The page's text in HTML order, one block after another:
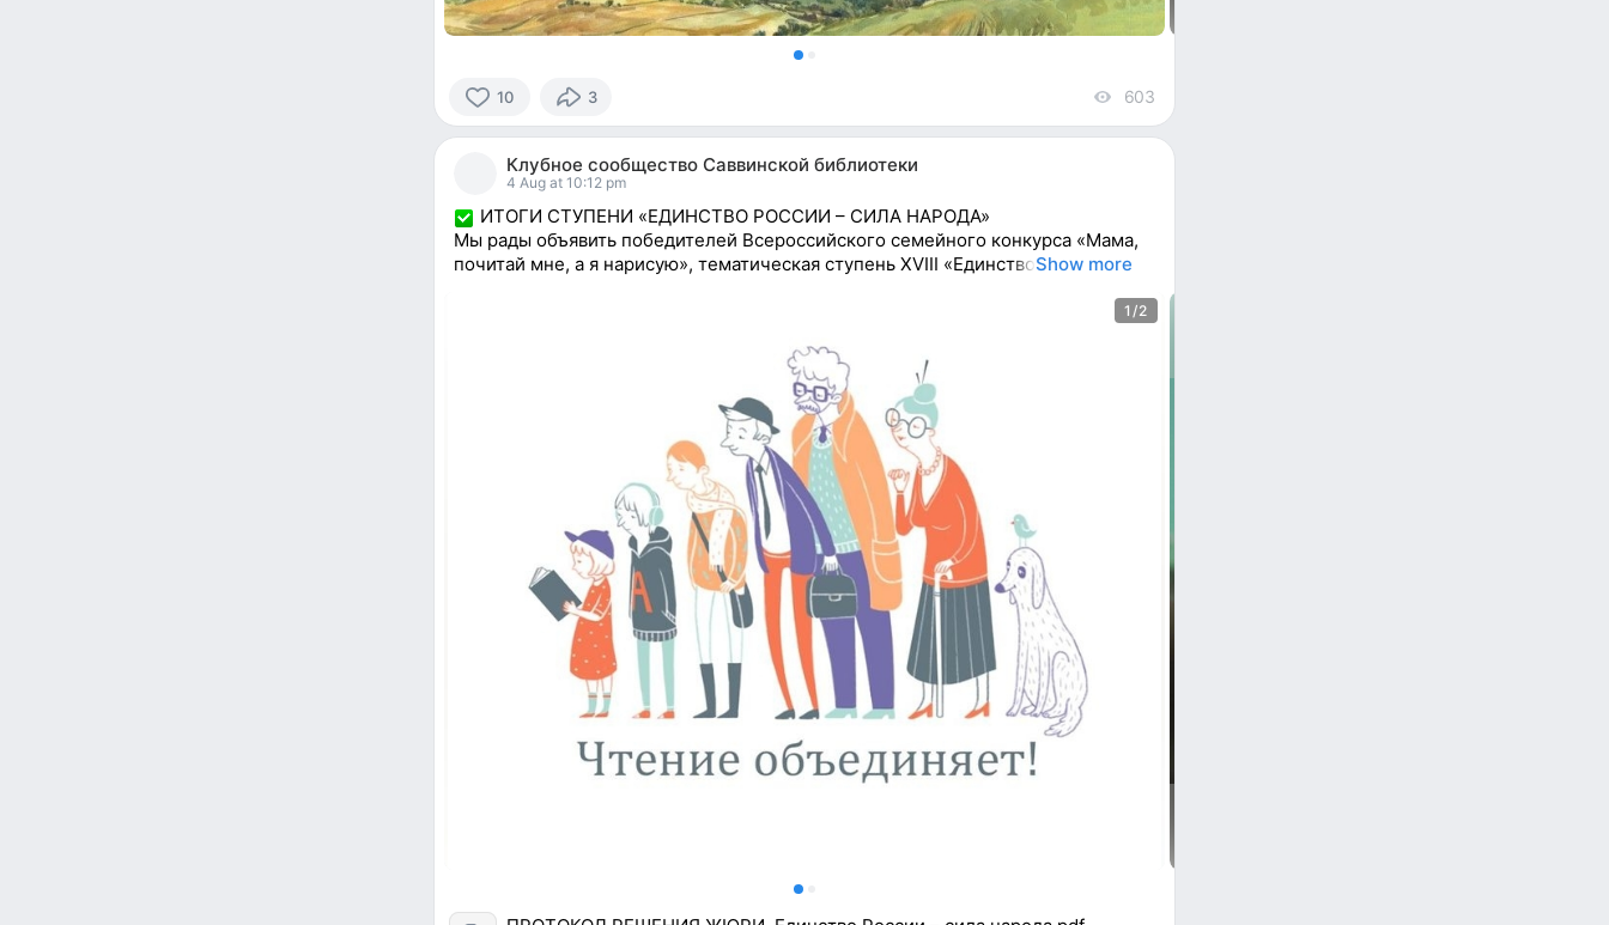
10
10
reacted
3 603
Клубное сообщество Саввинской библиотеки
4 Aug at 10:12 pm
ИТОГИ СТУПЕНИ «ЕДИНСТВО РОССИИ – СИЛА НАРОДА»
Мы рады объявить победителей Всероссийского семейного конкурса «Мама,
почитай мне, а я нарисую», тематическая ступень ХVIII «ЕдинствоShow more
1/2